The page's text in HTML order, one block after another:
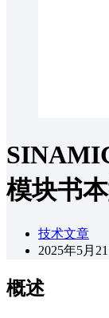
模块书
技术文章
2025年5月21
概述